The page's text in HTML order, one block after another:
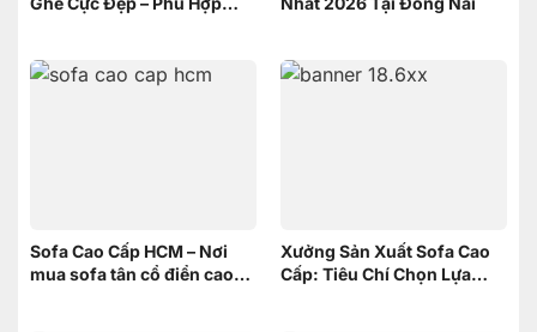
Sofa Cao Cấp HCM – Nơi
mua sofa tân cổ điển cao
Xưởng Sản Xuất Sofa Cao
Cấp: Tiêu Chí Chọn Lựa